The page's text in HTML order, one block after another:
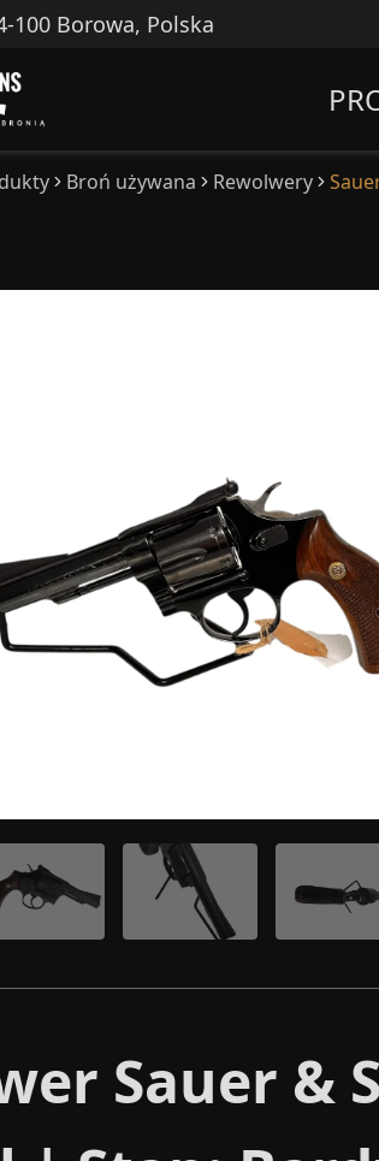
100 Borowa, Polska
Broń używana Rewolwery
Sauer &